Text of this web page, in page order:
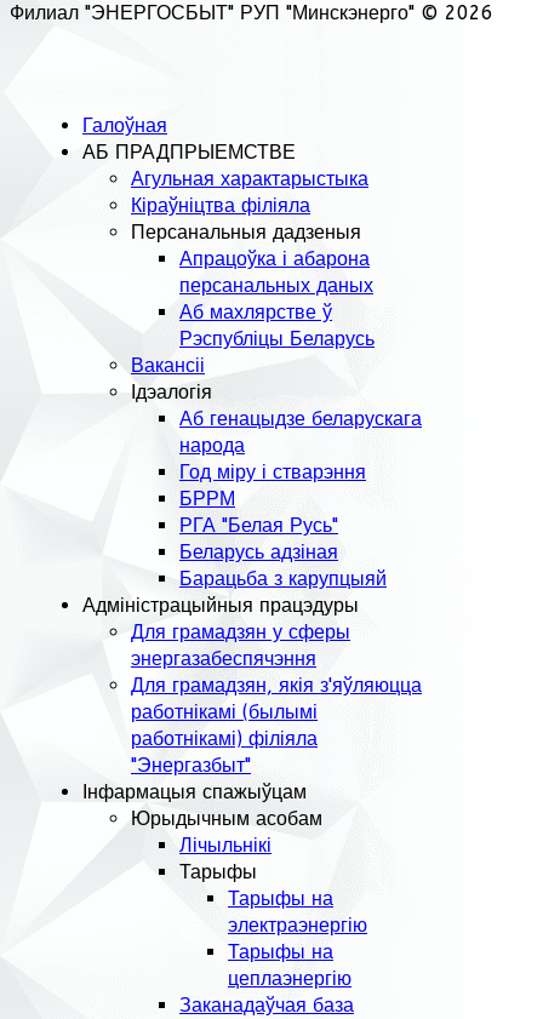
Филиал "ЭНЕРГОСБЫТ" РУП "Минскэнерго" © 2026
Галоўная
АБ ПРАДПРЫЕМСТВЕ
Агульная характарыстыка
Кіраўніцтва філіяла
Персанальныя дадзеныя
Апрацоўка і абарона
персанальных даных
Аб махлярстве ў
Рэспубліцы Беларусь
Вакансіі
Ідэалогія
Аб генацыдзе беларускага
народа
Год міру і стварэння
БРРМ
РГА "Белая Русь"
Беларусь адзіная
Барацьба з карупцыяй
Адміністрацыйныя працэдуры
Для грамадзян у сферы
энергазабеспячэння
Для грамадзян, якія з'яўляюцца
работнікамі (былымі
работнікамі) філіяла
"Энергазбыт"
Інфармацыя спажыўцам
Юрыдычным асобам
Лічыльнікі
Тарыфы
Тарыфы на
электраэнергію
Тарыфы на
цеплаэнергію
Заканадаўчая база